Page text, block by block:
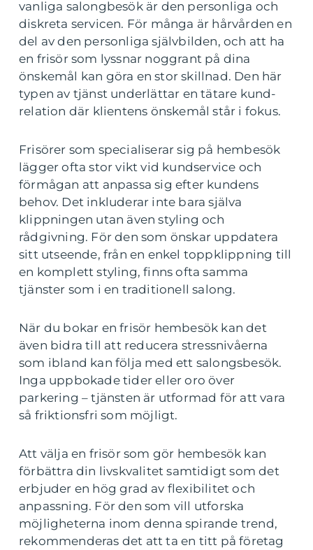
vanliga salongbesök är den personliga och
diskreta servicen. För många är hårvården en
del av den personliga självbilden, och att ha
en frisör som lyssnar noggrant på dina
önskemål kan göra en stor skillnad. Den här
typen av tjänst underlättar en tätare kund-
relation där klientens önskemål står i fokus.
Frisörer som specialiserar sig på hembesök
lägger ofta stor vikt vid kundservice och
förmågan att anpassa sig efter kundens
behov. Det inkluderar inte bara själva
klippningen utan även styling och
rådgivning. För den som önskar uppdatera
sitt utseende, från en enkel toppklippning till
en komplett styling, finns ofta samma
tjänster som i en traditionell salong.
När du bokar en frisör hembesök kan det
även bidra till att reducera stressnivåerna
som ibland kan följa med ett salongsbesök.
Inga uppbokade tider eller oro över
parkering – tjänsten är utformad för att vara
så friktionsfri som möjligt.
Att välja en frisör som gör hembesök kan
förbättra din livskvalitet samtidigt som det
erbjuder en hög grad av flexibilitet och
anpassning. För den som vill utforska
möjligheterna inom denna spirande trend,
rekommenderas det att ta en titt på företag